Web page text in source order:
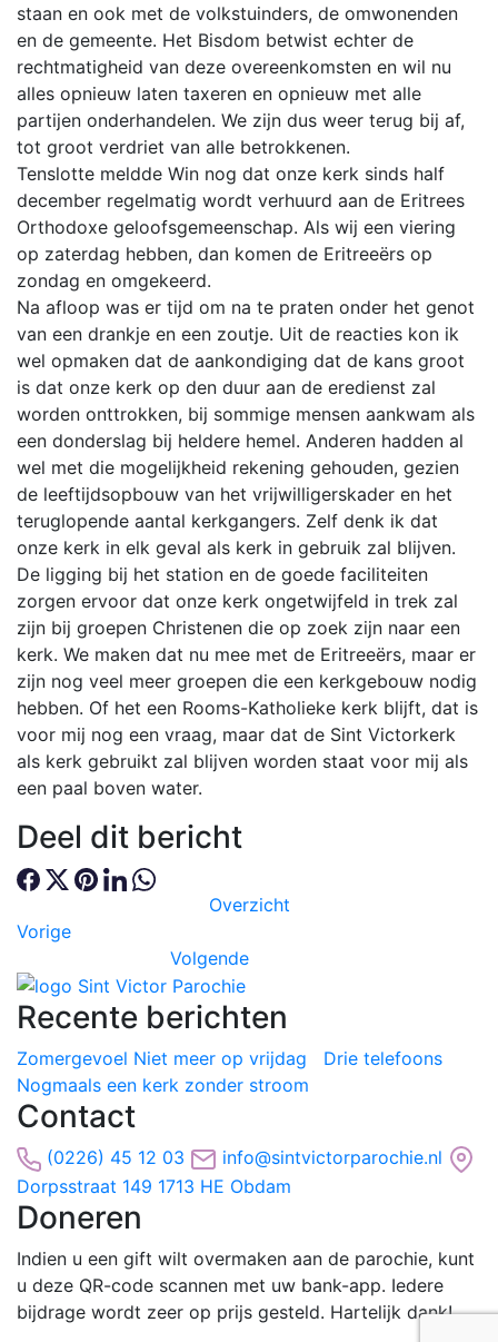
staan en ook met de volkstuinders, de omwonenden
en de gemeente. Het Bisdom betwist echter de
rechtmatigheid van deze overeenkomsten en wil nu
alles opnieuw laten taxeren en opnieuw met alle
partijen onderhandelen. We zijn dus weer terug bij af,
tot groot verdriet van alle betrokkenen.
Tenslotte meldde Win nog dat onze kerk sinds half
december regelmatig wordt verhuurd aan de Eritrees
Orthodoxe geloofsgemeenschap. Als wij een viering
op zaterdag hebben, dan komen de Eritreeërs op
zondag en omgekeerd.
Na afloop was er tijd om na te praten onder het genot
van een drankje en een zoutje. Uit de reacties kon ik
wel opmaken dat de aankondiging dat de kans groot
is dat onze kerk op den duur aan de eredienst zal
worden onttrokken, bij sommige mensen aankwam als
een donderslag bij heldere hemel. Anderen hadden al
wel met die mogelijkheid rekening gehouden, gezien
de leeftijdsopbouw van het vrijwilligerskader en het
teruglopende aantal kerkgangers. Zelf denk ik dat
onze kerk in elk geval als kerk in gebruik zal blijven.
De ligging bij het station en de goede faciliteiten
zorgen ervoor dat onze kerk ongetwijfeld in trek zal
zijn bij groepen Christenen die op zoek zijn naar een
kerk. We maken dat nu mee met de Eritreeërs, maar er
zijn nog veel meer groepen die een kerkgebouw nodig
hebben. Of het een Rooms-Katholieke kerk blijft, dat is
voor mij nog een vraag, maar dat de Sint Victorkerk
als kerk gebruikt zal blijven worden staat voor mij als
een paal boven water.
Deel dit bericht
Overzicht
Vorige
Volgende
Recente berichten
Zomergevoel Niet meer op vrijdag
Drie telefoons
Nogmaals een kerk zonder stroom
Contact
(0226) 45 12 03
info@sintvictorparochie.nl
Dorpsstraat 149 1713 HE Obdam
Doneren
Indien u een gift wilt overmaken aan de parochie, kunt
u deze QR-code scannen met uw bank-app. Iedere
bijdrage wordt zeer op prijs gesteld. Hartelijk dank!